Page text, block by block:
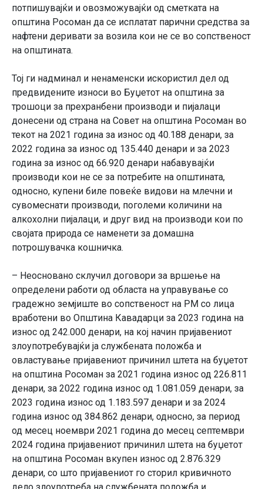
потпишувајќи и овозможувајќи од сметката на
општина Росоман да се исплатат парични средства за
нафтени деривати за возила кои не се во сопственост
на општината.
Тој ги надминал и ненаменски искористил дел од
предвидените износи во Буџетот на општина за
трошоци за прехранбени производи и пијалаци
донесени од страна на Совет на општина Росоман во
текот на 2021 година за износ од 40.188 денари, за
2022 година за износ од 135.440 денари и за 2023
година за износ од 66.920 денари набавувајќи
производи кои не се за потребите на општината,
односно, купени биле повеќе видови на млечни и
сувомеснати производи, поголеми количини на
алкохолни пијалаци, и друг вид на производи кои по
својата природа се наменети за домашна
потрошувачка кошничка.
– Неосновано склучил договори за вршење на
определени работи од областа на управување со
градежно земјиште во сопственост на РМ со лица
вработени во Општина Кавадарци за 2023 година на
износ од 242.000 денари, на кој начин пријавениот
злоупотребувајќи ја службената положба и
овластување пријавениот причинил штета на буџетот
на општина Росоман за 2021 година износ од 226.811
денари, за 2022 година износ од 1.081.059 денари, за
2023 година износ од 1.183.597 денари и за 2024
година износ од 384.862 денари, односно, за период
од месец ноември 2021 година до месец септември
2024 година пријавениот причинил штета на буџетот
на општина Росоман вкупен износ од 2.876.329
денари, со што пријавениот го сторил кривичното